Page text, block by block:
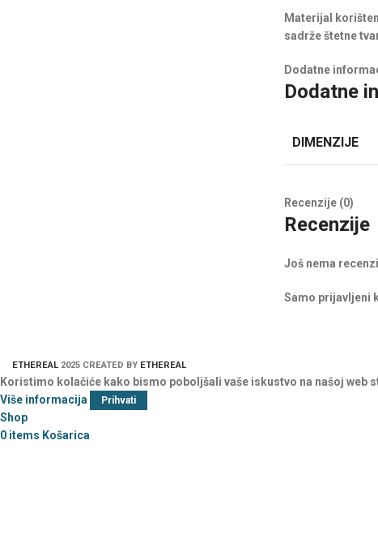
Materijal
sadrže štetne
Dodatne
Dodatne
DIMENZIJE
Recenzije (0)
Recenzije
Još nema
Samo prijavljeni
ETHEREAL 2025 CREATED BY ETHEREAL
Koristimo kolačiće kako bismo poboljšali vaše iskustvo na našoj
Više informacija
Prihvati
Shop
0 items Košarica